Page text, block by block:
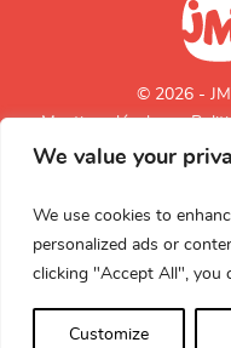
We value your
We use cookies to
personalized ads or
clicking "Accept All", you
Customize
© 2026 -
Mentions légales